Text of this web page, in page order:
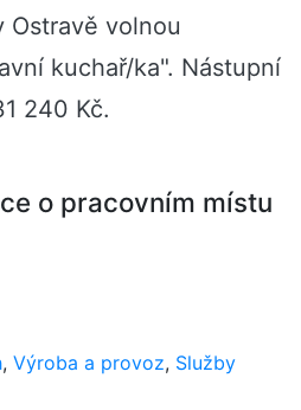
Ostravě volnou
kuchař/ka". Nástupní
240 Kč.
o pracovním místu
, Výroba a provoz, Služby